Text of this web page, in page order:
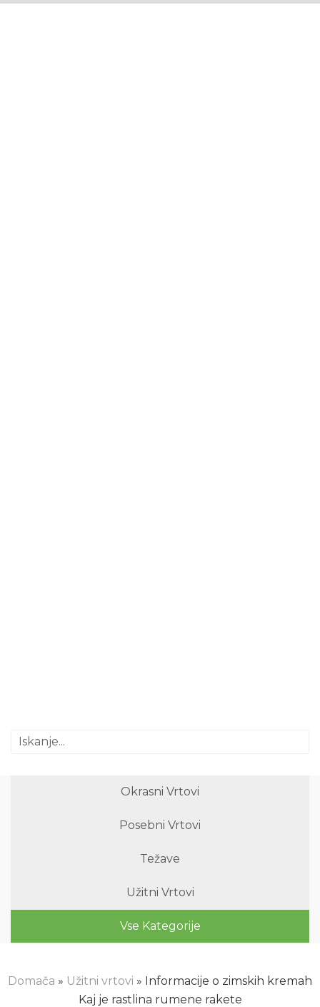
Okrasni Vrtovi
Posebni Vrtovi
Težave
Užitni Vrtovi
Vse Kategorije
Domača » Užitni vrtovi » Informacije o zimskih kremah
Kaj je rastlina rumene rakete